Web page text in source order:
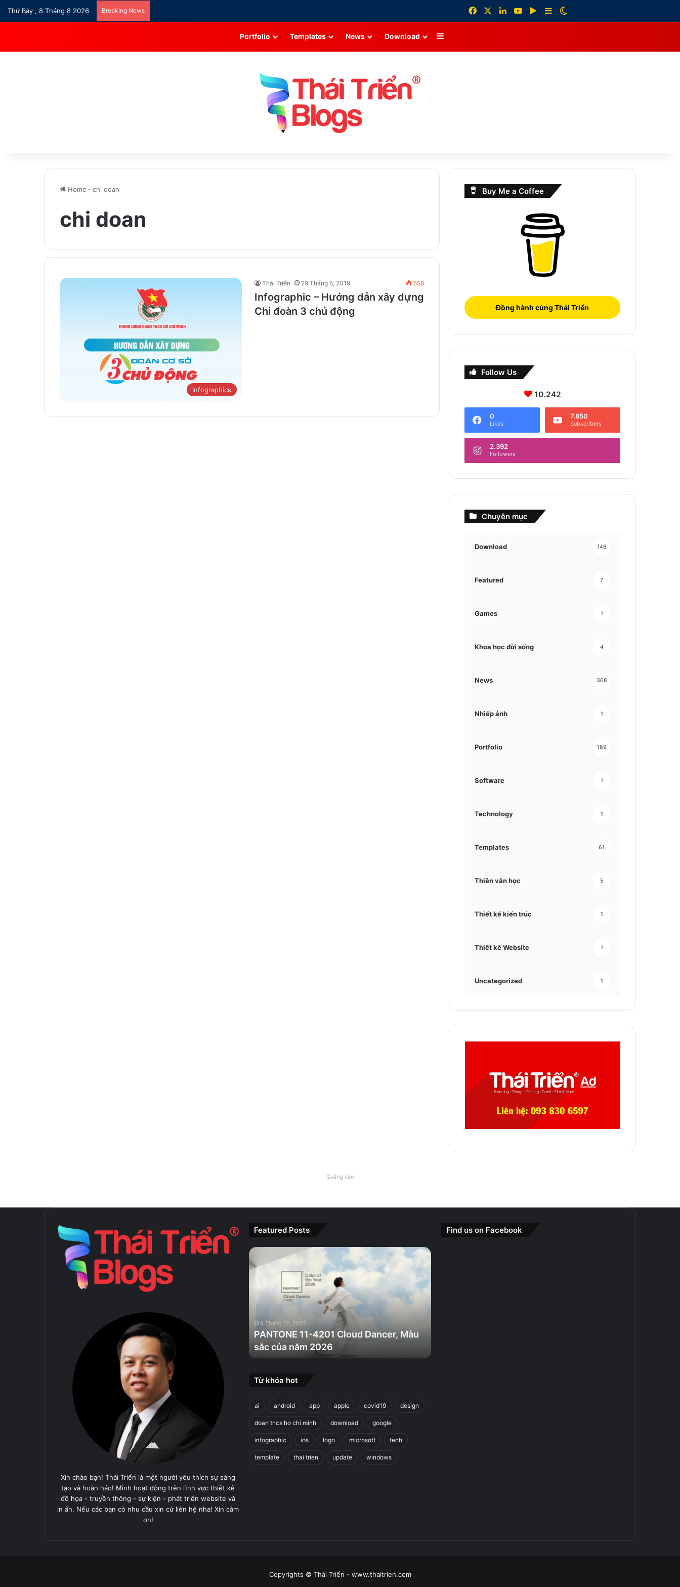
Thứ Bảy , 8 Tháng 8 2026 Breaking News FacebookLinkedInYouTubeGoogle Play
Sidebar
Portfolio Templates News Download Sidebar
Home - chi doan
chi doan
Infographics
Thái Triển 29 Tháng 5, 2019 558
Infographic – Hướng dẫn xây dựng
Chi đoàn 3 chủ động
Buy Me a Coffee
Đồng hành cùng Thái Triển
Follow Us
10.242
0
Likes
7.850
Subscribers
2.392
Followers
Chuyên mục
Download 146
Featured 7
Games 1
Khoa học đời sống 4
News 368
Nhiếp ảnh 1
Portfolio 189
Software 1
Technology 1
Templates 61
Thiên văn học 5
Thiết kế kiến trúc 1
Thiết kế Website 1
Uncategorized 1
Quảng cáo
Xin chào bạn! Thái Triển là một người yêu thích sự sáng
tạo và hoàn hảo! Mình hoạt động trên lĩnh vực thiết kế
đồ họa - truyền thông - sự kiện - phát triển website và
in ấn. Nếu các bạn có nhu cầu xin cứ liên hệ nha! Xin cảm
ơn!
Featured Posts
PANTONE
11-
Màu
của
năm
2026
8 Tháng 12, 2025
PANTONE 11-4201 Cloud Dancer, Màu
sắc của năm 2026
Từ khóa hot
ai android app apple covid19 design
doan tncs ho chi minh download google
infographic ios logo microsoft tech
template thai trien update windows
Find us on Facebook
Copyrights © Thái Triển - www.thaitrien.com